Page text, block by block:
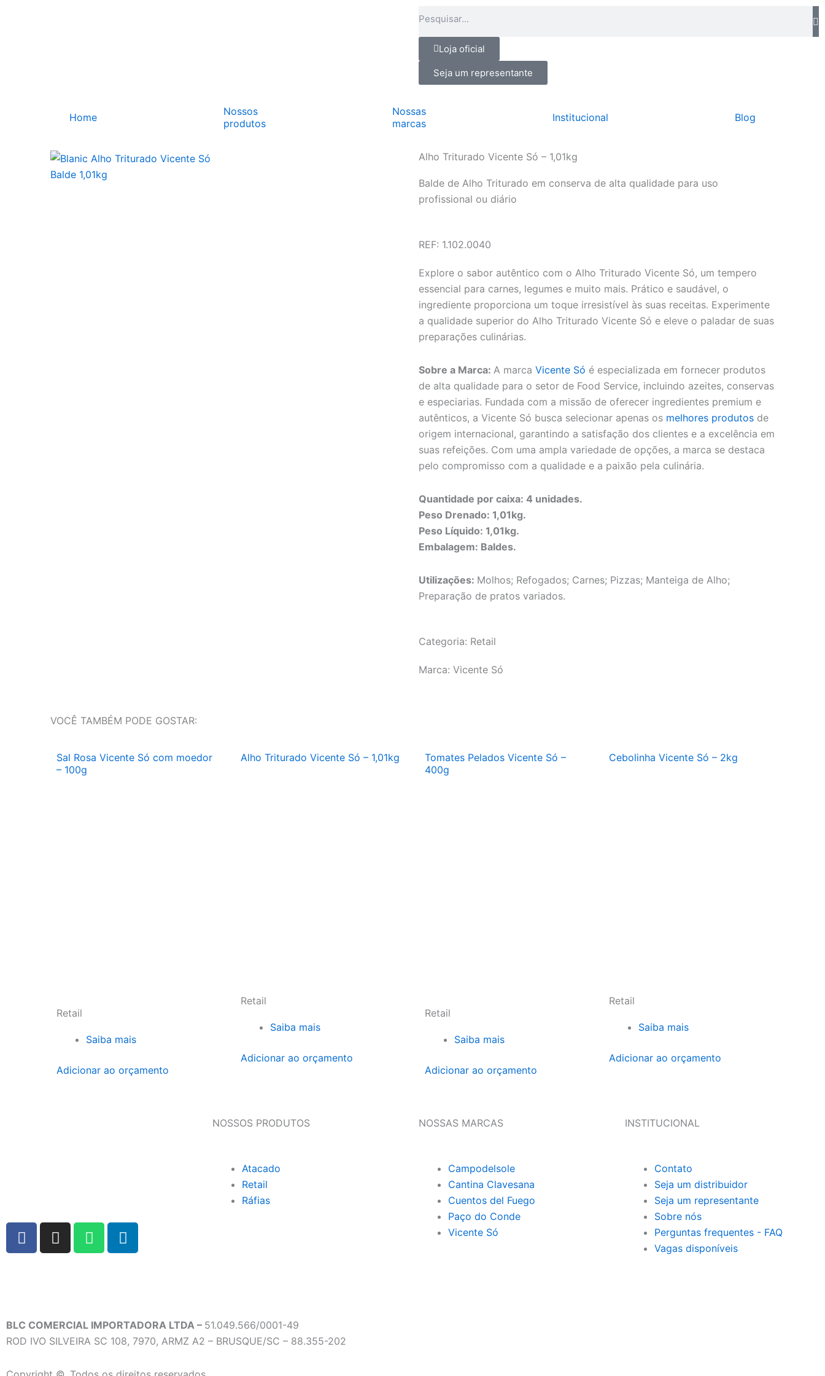
Loja oficial
Seja um representante
Home
Nossos
produtos
Nossas
marcas
Institucional Blog
Alho Triturado Vicente Só – 1,01kg
Balde de Alho Triturado em conserva de alta qualidade para uso
profissional ou diário
REF: 1.102.0040
Explore o sabor autêntico com o Alho Triturado Vicente Só, um tempero
essencial para carnes, legumes e muito mais. Prático e saudável, o
ingrediente proporciona um toque irresistível às suas receitas. Experimente
a qualidade superior do Alho Triturado Vicente Só e eleve o paladar de suas
preparações culinárias.
Sobre a Marca: A marca Vicente Só é especializada em fornecer produtos
de alta qualidade para o setor de Food Service, incluindo azeites, conservas
e especiarias. Fundada com a missão de oferecer ingredientes premium e
autênticos, a Vicente Só busca selecionar apenas os melhores produtos de
origem internacional, garantindo a satisfação dos clientes e a excelência em
suas refeições. Com uma ampla variedade de opções, a marca se destaca
pelo compromisso com a qualidade e a paixão pela culinária.
Quantidade por caixa: 4 unidades.
Peso Drenado: 1,01kg.
Peso Líquido: 1,01kg.
Embalagem: Baldes.
Utilizações: Molhos; Refogados; Carnes; Pizzas; Manteiga de Alho;
Preparação de pratos variados.
Categoria: Retail
Marca: Vicente Só
VOCÊ TAMBÉM PODE GOSTAR:
Sal Rosa Vicente Só com moedor
– 100g
Retail
Saiba mais
Adicionar ao orçamento
Alho Triturado Vicente Só – 1,01kg
Retail
Saiba mais
Adicionar ao orçamento
Tomates Pelados Vicente Só –
400g
Retail
Saiba mais
Adicionar ao orçamento
Cebolinha Vicente Só – 2kg
Retail
Saiba mais
Adicionar ao orçamento
F
a
o
k
I
n
r
a
W
h
p
p
L
i
i
n
NOSSOS PRODUTOS
Atacado
Retail
Ráfias
NOSSAS MARCAS
Campodelsole
Cantina Clavesana
Cuentos del Fuego
Paço do Conde
Vicente Só
INSTITUCIONAL
Contato
Seja um distribuidor
Seja um representante
Sobre nós
Perguntas frequentes - FAQ
Vagas disponíveis
BLC COMERCIAL IMPORTADORA LTDA – 51.049.566/0001-49
ROD IVO SILVEIRA SC 108, 7970, ARMZ A2 – BRUSQUE/SC – 88.355-202